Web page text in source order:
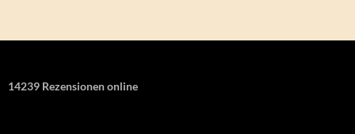
14239 Rezensionen online